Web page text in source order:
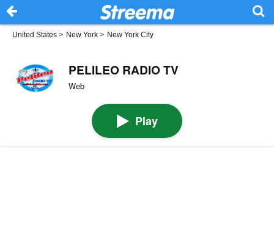
United States > New York > New York City
PELILEO RADIO TV
Web
Play